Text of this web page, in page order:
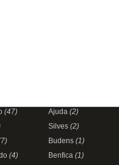
(47)
(4)
Ajuda (2)
Silves (2)
Budens (1)
Benfica (1)